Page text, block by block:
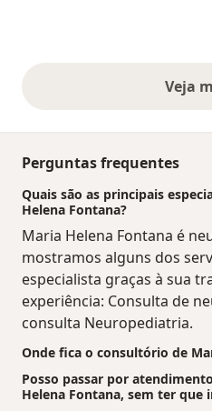
Veja
Perguntas frequentes
Quais são as principais
Helena Fontana?
Maria Helena Fontana é
mostramos alguns dos
especialista graças à sua
experiência: Consulta de
consulta Neuropediatria.
Onde fica o consultório de
Posso passar por
Helena Fontana, sem ter que